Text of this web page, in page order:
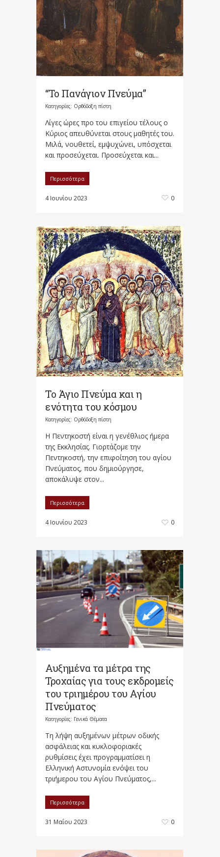
“Το Πανάγιον Πνεύμα”
Κατηγορίες: Ορθόδοξη πίστη
Λίγες ώρες προ του επιγείου τέλους ο
Κύριος απευθύνεται στους μαθητές του.
Μιλά, νουθετεί, εμψυχώνει, υπόσχεται
και προσεύχεται. Προσεύχεται και...
Περισσότερα
4 Ιουνίου 2023 0
Το Άγιο Πνεύμα και η
ενότητα του κόσμου
Κατηγορίες: Ορθόδοξη πίστη
Η Πεντηκοστή είναι η γενέθλιος ήμερα
της Εκκλησίας. Γιορτάζομε την
Πεντηκοστή, την επιφοίτηση του αγίου
Πνεύματος, που δημιούργησε,
αποκάλυψε στον...
Περισσότερα
4 Ιουνίου 2023 0
Αυξημένα τα μέτρα της
Τροχαίας για τους εκδρομείς
του τριημέρου του Αγίου
Πνεύματος
Κατηγορίες: Γενικά Θέματα
Τη λήψη αυξημένων μέτρων οδικής
ασφάλειας και κυκλοφοριακές
ρυθμίσεις έχει προγραμματίσει η
Ελληνική Αστυνομία ενόψει του
τριήμερου του Αγίου Πνεύματος,...
Περισσότερα
31 Μαΐου 2023 0